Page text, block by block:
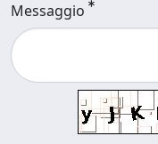
Messaggio